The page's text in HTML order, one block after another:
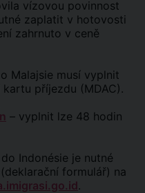
vízovou povinnost
zaplatit v hotovosti
zahrnuto v ceně
Malajsie musí vyplnit
příjezdu (MDAC).
– vyplnit lze 48 hodin
Indonésie je nutné
formulář) na
.